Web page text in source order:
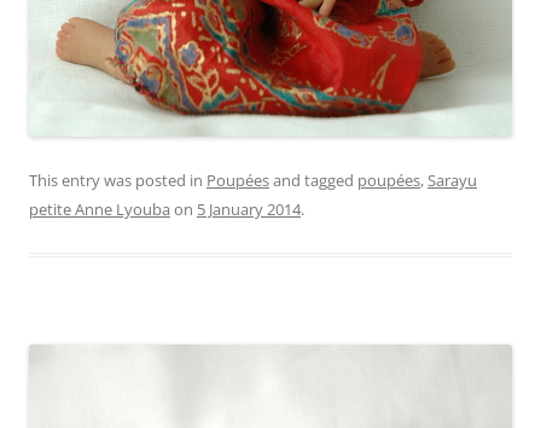
This entry was posted in Poupéesand tagged poupées, Sarayu
petite Anne Lyouba on 5 January 2014.